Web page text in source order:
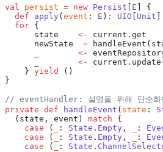
val persist = new Persist E ] {
  def
apply( event : E ) : UIO Unit
  for
{
      state
<-
current.get
      newState
=
<-
<-
    }
yield
()
}
// eventHandler: 설명을 위해 단순화
private def handleEvent ( state :
  (state, event)
match {
    case
( : State . Empty , :
    case
( : State . Empty , :
    case
( : State .